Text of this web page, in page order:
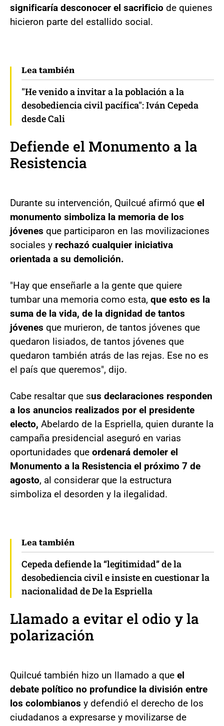
significaría desconocer el sacrificio de quienes
hicieron parte del estallido social.
Lea también
"He venido a invitar a la población a la
desobediencia civil pacífica": Iván Cepeda
desde Cali
Defiende el Monumento a la
Resistencia
Durante su intervención, Quilcué afirmó que el
monumento simboliza la memoria de los
jóvenes que participaron en las movilizaciones
sociales y rechazó cualquier iniciativa
orientada a su demolición.
"Hay que enseñarle a la gente que quiere
tumbar una memoria como esta, que esto es la
suma de la vida, de la dignidad de tantos
jóvenes que murieron, de tantos jóvenes que
quedaron lisiados, de tantos jóvenes que
quedaron también atrás de las rejas. Ese no es
el país que queremos", dijo.
Cabe resaltar que sus declaraciones responden
a los anuncios realizados por el presidente
electo, Abelardo de la Espriella, quien durante la
campaña presidencial aseguró en varias
oportunidades que ordenará demoler el
Monumento a la Resistencia el próximo 7 de
agosto, al considerar que la estructura
simboliza el desorden y la ilegalidad.
Lea también
Cepeda defiende la “legitimidad” de la
desobediencia civil e insiste en cuestionar la
nacionalidad de De la Espriella
Llamado a evitar el odio y la
polarización
Quilcué también hizo un llamado a que el
debate político no profundice la división entre
los colombianos y defendió el derecho de los
ciudadanos a expresarse y movilizarse de